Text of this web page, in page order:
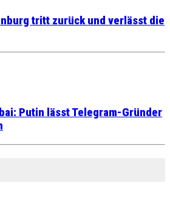
tritt zurück und verlässt die
Putin lässt Telegram-Gründer